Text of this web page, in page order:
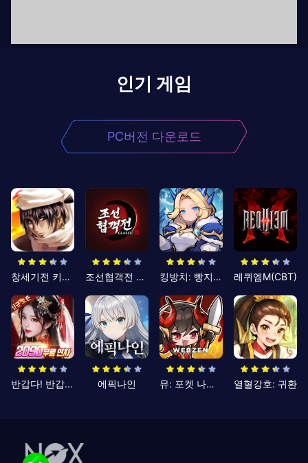
인기 게임
PC버전 다운로드
창세기전 키우기 조선협객전 클래식 킹방치: 빵지의 제왕 레퀴엠M(CBT)
반갑다! 반갑삼국지 에픽나인 뮤: 포켓 나이츠 열혈강호: 귀환